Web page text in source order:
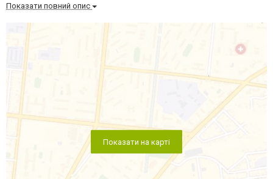
Показати повний опис
Показати на карті